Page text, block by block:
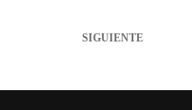
SIGUIENTE